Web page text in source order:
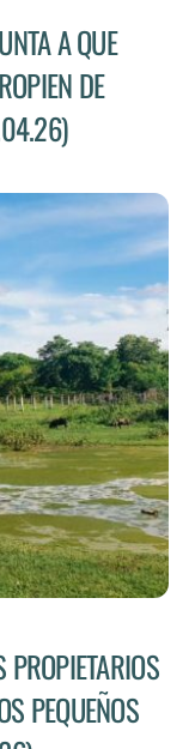
A QUE
DE
PROPIETARIOS
PEQUEÑOS